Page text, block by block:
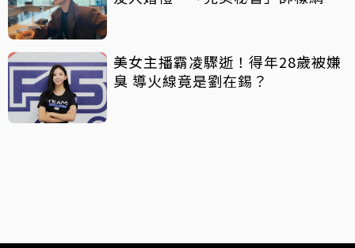
美女主播霸凌驟逝！得年28歲被嫌
臭 導火線竟是劉在錫？